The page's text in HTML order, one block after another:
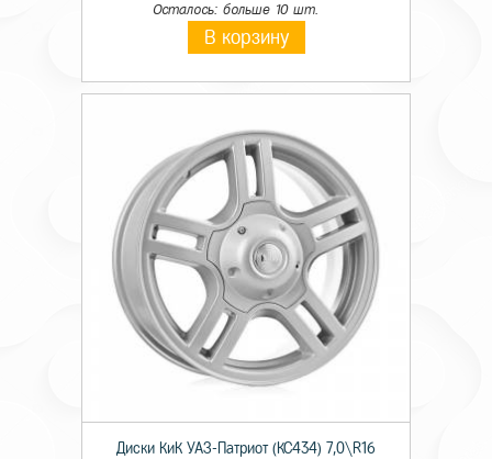
Осталось: больше 10 шт.
В корзину
Диски КиК УАЗ-Патриот (КС434) 7,0\R16